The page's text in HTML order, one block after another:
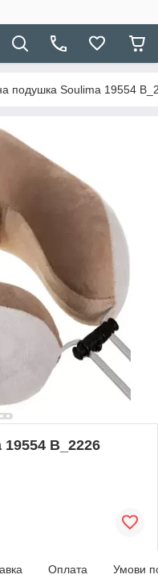
подушка Soulima 19554
B_2226
Оплата Умови